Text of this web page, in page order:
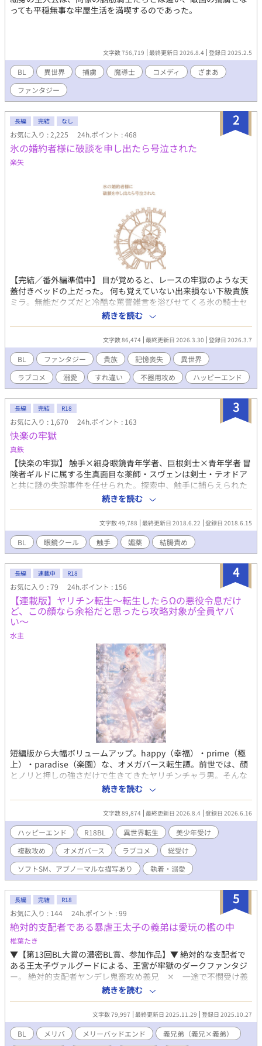
っても平穏無事な牢屋生活を満喫するのであった。
文字数 756,719 最終更新日 2026.8.4 登録日 2025.2.5
BL 異世界 捕虜 魔導士 コメディ
ざまあ
ファンタジー
2
長編 完結 なし
お気に入り : 2,225 24h.ポイント : 468
氷の婚約者様に破談を申し出たら号泣された
楽矢
【完結／番外編準備中】 目が覚めると、レースの牢獄のような天
蓋付きベッドの上だった。 何も覚えていない出来損ない下級貴族
ミラ。無能だクズだと冷酷な罵詈雑言を浴びせてくる氷の騎士セ
ティアス。 記憶喪失から始まる、２人のファンタジー貴族ラブコ
メディ。 ---------- ※注） かっこいい攻はいません。 タイトル通り
そのうち号泣しますのでご注意！ 貴族描写は緩い目で雰囲気だけ
お読みいただけると幸いです。 ハッピーエンドです。 激重感情を
こじらせた攻→受な関係がお好きな同志の方、どうぞよろしくお
願いします！ 全16話 完結済み 他サイトにも同作品を投稿してい
ます。 様子を見ながらそのうち統合するかもしれません。 初めて
の一次創作でまだよく分かっておらず、何かおかしなことをしで
かしていたら申し訳ないです！ ---------- 追記：読んでくださった
皆さま、本当にどうもありがとうございました！！ 完結しました
が回収しきれていないエピソードが私の中でいくつかあるので
笑、後日番外編をアップしたいなと現在準備中です。 詳しい更新
日まだ未定ですが、もしよろしかったらゼヒまた覗いてやってく
ださいねー！
続きを読む
文字数 86,474 最終更新日 2026.3.30 登録日 2026.3.7
BL ファンタジー 貴族 記憶喪失
異世界
ラブコメ
溺愛 すれ違い 不器用攻め ハッピーエンド
3
長編 完結 R18
お気に入り : 1,670 24h.ポイント : 163
快楽の牢獄
真鉄
【快楽の牢獄】 触手×細身眼鏡青年学者、巨根剣士×青年学者 冒
険者ギルドに属する生真面目な薬師・スヴェンは剣士・テオドア
と共に謎の失踪事件を任せられた。探索中、触手に捕らえられた
スヴェンは、テオドアに助けられたものの身体に淫靡な変調をき
たしてしまう。 触手/媚薬/尿道責め/結腸責め/潮吹き 【闘争か逃
走か】 おっさん二人×眼鏡細身学者 媚薬レイプ、筋肉髭剣士×眼
鏡細身学者 後遺症が残る中、ギルドマスターと依頼主に呼び出さ
れたスヴェンはサンプルとして所持していたメイテイカズラの媚
薬を見つけられてしまう。 媚薬/レイプ/潮吹き/結腸責め
続きを読む
文字数 49,788 最終更新日 2018.6.22 登録日 2018.6.15
BL 眼鏡クール 触手 媚薬 結腸責め
4
長編 連載中 R18
お気に入り : 79 24h.ポイント : 156
【連載版】ヤリチン転生〜転生したらΩの悪役令息だけ
ど、この顔なら余裕だと思ったら攻略対象が全員ヤバ
い〜
水主
短編版から大幅ボリュームアップ。happy（幸福）・prime（極
上）・paradise（楽園）な、オメガバース転生譚。前世では、顔
とノリと押しの強さだけで生きてきたヤリチンチャラ男。そんな
彼が転生したのは、貴族たちが通うR18BLゲーム『運命錯綜ジュ
エル学園』の世界だった。 しかも役どころは、主人公の恋路を邪
魔する悪役令息ミリアム・サファイア。ピンク髪の美少年Ω。前世
とは真逆、“抱かれる側”としての人生が始まる。 だが、前世の記
憶を取り戻したその日から、世界は少しずつ歪み始める。 主人公
セオドール・パール。 氷の第一王子ルクス・ダイヤモンド。 紅髪
の星術師アステル・ルビー。 寡黙な騎士レオン・エメラルド。 そ
して、まだ見ぬ隠れキャラたち。 宝石の名を持つ美形たちに囲ま
れながらも、空気を読まず、欲望に忠実に突き進む悪役令息ミリ
気のど真ん中へ突っ込んでいく、異世界転生BLコメディ。 ……
あ、間違えた。 prime（極上）じゃなくて、prison（牢獄）だっ
た。えへっ。 【短編版からの変更点】 隠れキャラ登場、そしてラ
スボスの正体判明。Rシーンも大幅増量。 本編では語られなかっ
た、「なぜ彼が悪役令息になったのか」という過去。 監禁されて
いることにも気づかぬまま、溺愛され続ける“その後”の未来ま
で。 甘さと狂気が溶け合う、 HPP（Happy・Prime・Prison）エ
ンドをお楽しみください。
続きを読む
文字数 89,874 最終更新日 2026.8.4 登録日 2026.6.16
ハッピーエンド R18BL 異世界転生
美少年受け
複数攻め
オメガバース ラブコメ
総受け
ソフトSM、アブノーマルな描写あり
執着・溺愛
5
長編 完結 R18
お気に入り : 144 24h.ポイント : 99
絶対的支配者である暴虐王太子の義弟は愛玩の檻の中
椎葉たき
▼【第13回BL大賞の濃密BL賞、参加作品】▼ 絶対的な支配者で
ある王太子ヴァルグードによる、王宮が牢獄のダークファンタジ
ー。 絶対的支配者ヤンデレ鬼畜攻め義兄 ✕ 一途で不憫受け義
弟 CP固定、両想い、軟禁、倫理観なし 調教、言葉責め、乳首責
め、鞭打ち、中出し、メス堕ち、ほぼ性奴隷 濡れ場シーンは
「◆」マーク 処刑シーンから始まりますが、巻き戻りものではあ
りません。エピローグは物語の結末です。 絶対悪を書きたいがた
めに書き始めました。メリーバッドエンドです。 あらすじ： 義兄
ヴァルグードが、王族の血が一滴も入っていない義弟フェレル
続きを読む
文字数 79,997 最終更新日 2025.11.29 登録日 2025.10.27
BL メリバ メリーバッドエンド 義兄弟（義兄×義弟）